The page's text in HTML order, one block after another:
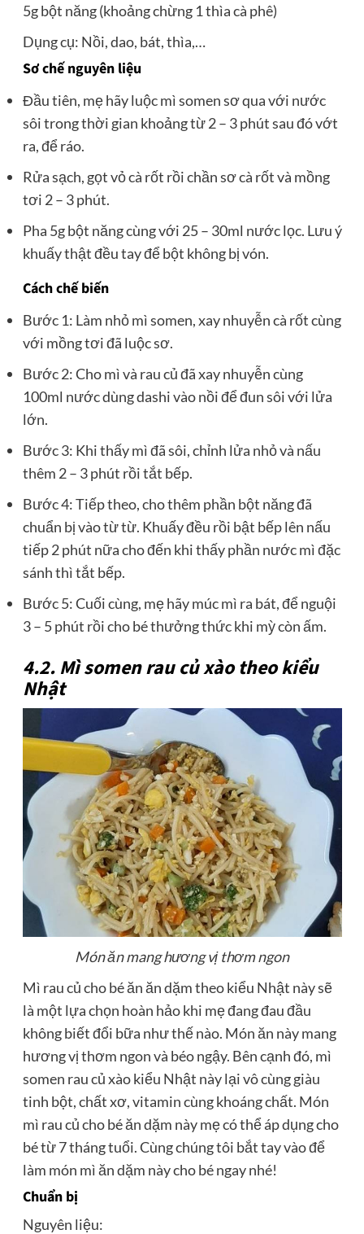
5g bột năng (khoảng chừng 1 thìa cà phê)
Dụng cụ: Nồi, dao, bát, thìa,…
Sơ chế nguyên liệu
Đầu tiên, mẹ hãy luộc mì somen sơ qua với nước
sôi trong thời gian khoảng từ 2 – 3 phút sau đó vớt
ra, để ráo.
Rửa sạch, gọt vỏ cà rốt rồi chần sơ cà rốt và mồng
tơi 2 – 3 phút.
Pha 5g bột năng cùng với 25 – 30ml nước lọc. Lưu ý
khuấy thật đều tay để bột không bị vón.
Cách chế biến
Bước 1: Làm nhỏ mì somen, xay nhuyễn cà rốt cùng
với mồng tơi đã luộc sơ.
Bước 2: Cho mì và rau củ đã xay nhuyễn cùng
100ml nước dùng dashi vào nồi để đun sôi với lửa
lớn.
Bước 3: Khi thấy mì đã sôi, chỉnh lửa nhỏ và nấu
thêm 2 – 3 phút rồi tắt bếp.
Bước 4: Tiếp theo, cho thêm phần bột năng đã
chuẩn bị vào từ từ. Khuấy đều rồi bật bếp lên nấu
tiếp 2 phút nữa cho đến khi thấy phần nước mì đặc
sánh thì tắt bếp.
Bước 5: Cuối cùng, mẹ hãy múc mì ra bát, để nguội
3 – 5 phút rồi cho bé thưởng thức khi mỳ còn ấm.
4.2. Mì somen rau củ xào theo kiểu
Nhật
Món ăn mang hương vị thơm ngon
Mì rau củ cho bé ăn ăn dặm theo kiểu Nhật này sẽ
là một lựa chọn hoàn hảo khi mẹ đang đau đầu
không biết đổi bữa như thế nào. Món ăn này mang
hương vị thơm ngon và béo ngậy. Bên cạnh đó, mì
somen rau củ xào kiểu Nhật này lại vô cùng giàu
tinh bột, chất xơ, vitamin cùng khoáng chất. Món
mì rau củ cho bé ăn dặm này mẹ có thể áp dụng cho
bé từ 7 tháng tuổi. Cùng chúng tôi bắt tay vào để
làm món mì ăn dặm này cho bé ngay nhé!
Chuẩn bị
Nguyên liệu: